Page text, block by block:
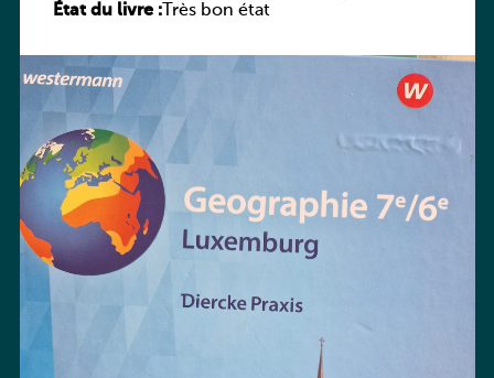
Praxis
État du livre :Très bon état